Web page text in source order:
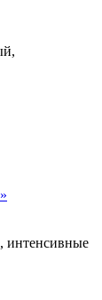
интенсивные